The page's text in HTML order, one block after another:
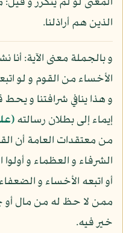
الذين هم أراذلنا.
و بالجملة معنى الآية:
الأخساء من القوم و لو
و هذا ينافي شرافتنا و يحط
إيماء إلى بطلان رسالته
من معتقدات العامة أن
الشرفاء و العظماء و
أو اتبعه الأخساء و
ممن لا حظ له من مال أو
خير فيه.